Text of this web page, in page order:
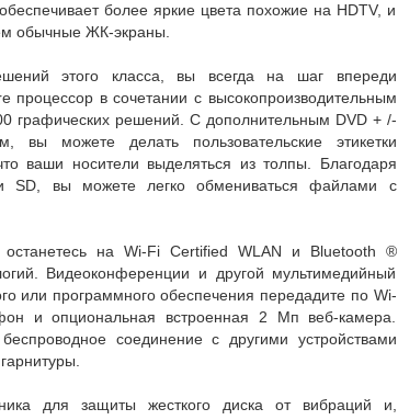
более яркие цвета похожие на HDTV, и
обычные ЖК-экраны.
этого класса, вы всегда на шаг впереди
процессор в сочетании с высокопроизводительным
графических решений. С дополнительным DVD + /-
вы можете делать пользовательские этикетки
ваши носители выделяться из толпы. Благодаря
SD, вы можете легко обмениваться файлами с
на Wi-Fi Certified WLAN и Bluetooth ®
Видеоконференции и другой мультимедийный
или программного обеспечения передадите по Wi-
и опциональная встроенная 2 Мп веб-камера.
соединение с другими устройствами
для защиты жесткого диска от вибраций и,